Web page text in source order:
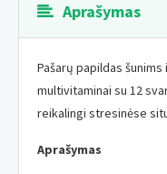
Aprašymas
Pašarų papildas
multivitaminai su 12
reikalingi stresinėse
Aprašymas